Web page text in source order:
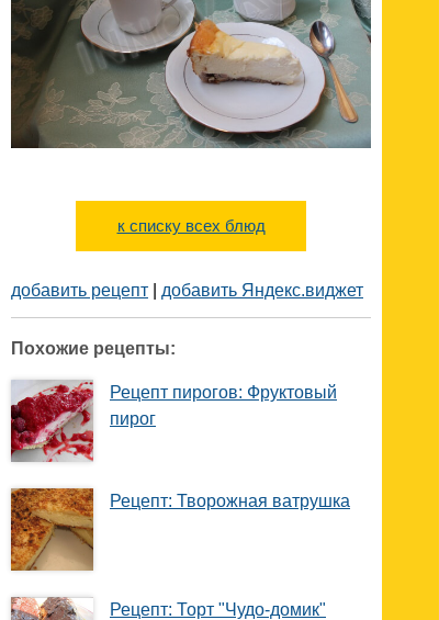
к списку всех блюд
добавить рецепт добавить Яндекс.виджет
Похожие рецепты:
Рецепт пирогов: Фруктовый
пирог
Рецепт: Творожная ватрушка
Рецепт: Торт "Чудо-домик"